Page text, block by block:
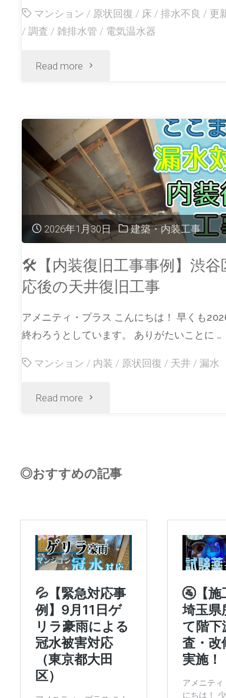
マンション / 原状回復 / 床 / 排水不良 / 更
/ 調査 / 雑排水管 / 電気温水器
Read more
2026年1月30日 建築・内装工事
🛠【内装復旧工事事例】渋谷
応後の天井復旧工事
アメニティ・プラス こんにちは！ 早くも
終わろうとしています。 ありがたいことに …
マンション / 内装 / 原状回復 / 天井 / 漏水
Read more
◎おすすめの記事